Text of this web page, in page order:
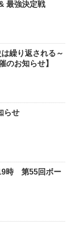
最強決定戦
繰り返される～
のお知らせ】
らせ
時 第55回ボー